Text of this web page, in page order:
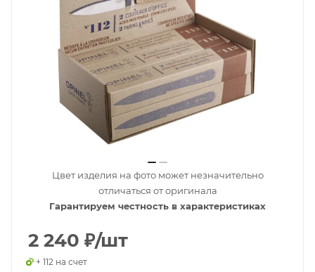
Цвет изделия на фото может незначительно
отличаться от оригинала
Гарантируем честность в характеристиках
2 240 ₽/шт
+ 112 на счет